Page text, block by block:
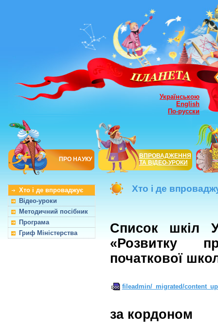
Українською
English
По-русски
ПРО НАУКУ
ВПРОВАДЖЕННЯ
ТА ВІДЕО-УРОКИ
Хто і де впроваджує
Відео-уроки
Методичний посібник
Програма
Гриф Міністерства
Хто і де
Список шкіл
«Розвитку
початкової
fileadmin/_migrated/
за кордоном